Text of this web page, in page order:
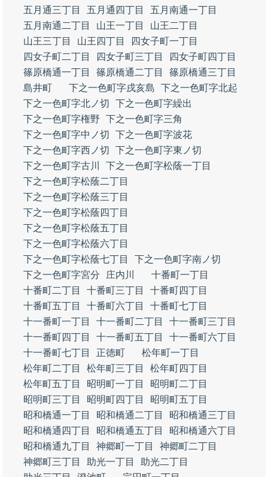
五月通三丁目
五月通四丁目
五月南通一丁目
五月南通二丁目
山王一丁目
山王二丁目
山王三丁目
山王四丁目
四女子町一丁目
四女子町二丁目
四女子町三丁目
四女子町四丁目
篠原橋通一丁目
篠原橋通二丁目
篠原橋通三丁目
島井町
下之一色町字戌亥島
下之一色町字北起
下之一色町字北ノ切
下之一色町字繰出
下之一色町字権野
下之一色町字三角
下之一色町字中ノ切
下之一色町字波花
下之一色町字西ノ切
下之一色町字東ノ切
下之一色町字古川
下之一色町字松蔭一丁目
下之一色町字松蔭二丁目
下之一色町字松蔭三丁目
下之一色町字松蔭四丁目
下之一色町字松蔭五丁目
下之一色町字松蔭六丁目
下之一色町字松蔭七丁目
下之一色町字南ノ切
下之一色町字宮分
庄内川
十番町一丁目
十番町二丁目
十番町三丁目
十番町四丁目
十番町五丁目
十番町六丁目
十番町七丁目
十一番町一丁目
十一番町二丁目
十一番町三丁目
十一番町四丁目
十一番町五丁目
十一番町六丁目
十一番町七丁目
正徳町
松年町一丁目
松年町二丁目
松年町三丁目
松年町四丁目
松年町五丁目
昭明町一丁目
昭明町二丁目
昭明町三丁目
昭明町四丁目
昭明町五丁目
昭和橋通一丁目
昭和橋通二丁目
昭和橋通三丁目
昭和橋通四丁目
昭和橋通五丁目
昭和橋通六丁目
昭和橋通九丁目
神郷町一丁目
神郷町二丁目
神郷町三丁目
助光一丁目
助光二丁目